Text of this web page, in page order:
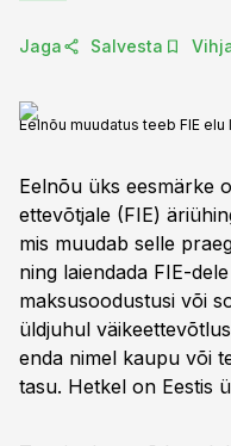
Jaga Salvesta
Eelnõu muudatus teeb FIE elu
Eelnõu üks eesmärke
ettevõtjale (FIE)
mis muudab selle
ning laiendada FIE-
maksusoodustusi või
üldjuhul
enda nimel kaupu või
tasu. Hetkel on Eestis